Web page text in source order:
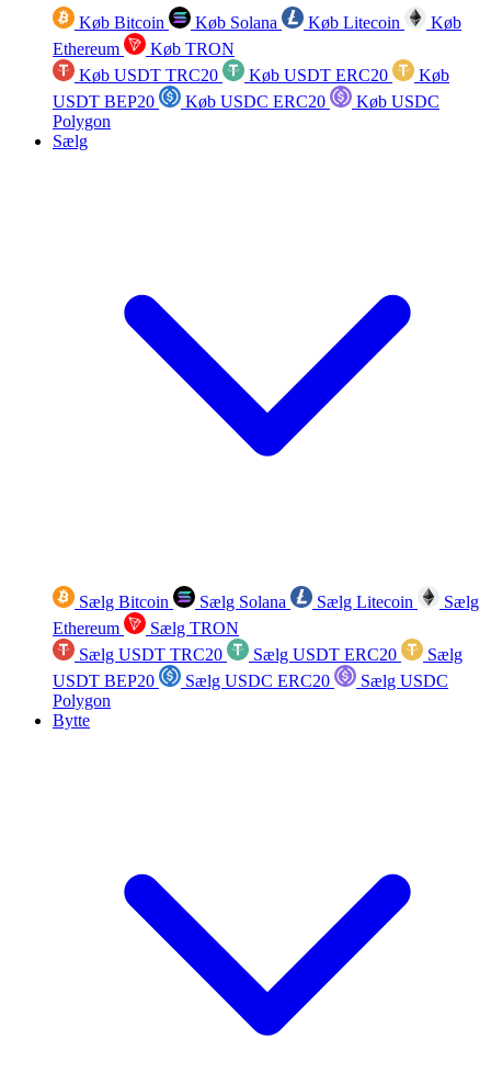
Køb Bitcoin Køb Solana Køb Litecoin
Køb
Ethereum
Køb TRON
Køb USDT TRC20
Køb USDT ERC20
Køb
USDT BEP20
Køb USDC ERC20
Køb USDC
Polygon
Sælg
Sælg Bitcoin Sælg Solana Sælg Litecoin
Sælg
Ethereum
Sælg TRON
Sælg USDT TRC20
Sælg USDT ERC20
Sælg
USDT BEP20
Sælg USDC ERC20
Sælg USDC
Polygon
Bytte